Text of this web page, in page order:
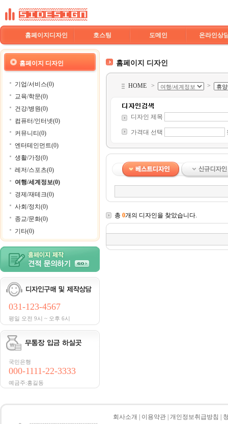
홈페이지디자인 호스팅 도메인 온라인상
홈페이지 디자인
기업/서비스(0)
교육/학문(0)
건강/병원(0)
컴퓨터/인터넷(0)
커뮤니티(0)
엔터테인먼트(0)
생활/가정(0)
레저/스포츠(0)
여행/세계정보(0)
경제/재테크(0)
사회/정치(0)
종교/문화(0)
기타(0)
031-123-4567
평일 오전 9시 ~ 오후 6시
국민은행
000-1111-22-3333
예금주:홍길동
홈페이지 디자인
HOME > >
디자인 제목
가격대 선택
총 0개의 디자인을 찾았습니다.
회사소개 이용약관 개인정보취급방침